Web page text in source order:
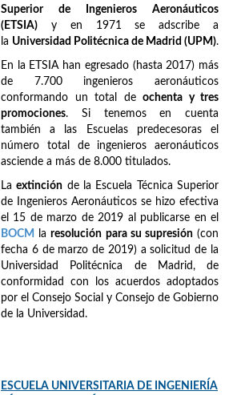
Superior de Ingenieros Aeronáuticos
(ETSIA) y en 1971 se adscribe a
la Universidad Politécnica de Madrid (UPM).
En la ETSIA han egresado (hasta 2017) más
de 7.700 ingenieros aeronáuticos
conformando un total de ochenta y tres
promociones. Si tenemos en cuenta
también a las Escuelas predecesoras el
número total de ingenieros aeronáuticos
asciende a más de 8.000 titulados.
Laextinción de la Escuela Técnica Superior
de Ingenieros Aeronáuticos se hizo efectiva
el 15 de marzo de 2019 al publicarse en el
BOCM
laresolución para su supresión(con
fecha 6 de marzo de 2019) a solicitud de la
Universidad Politécnica de Madrid, de
conformidad con los acuerdos adoptados
por el Consejo Social y Consejo de Gobierno
de la Universidad.
ESCUELA UNIVERSITARIA DE INGENIERÍA